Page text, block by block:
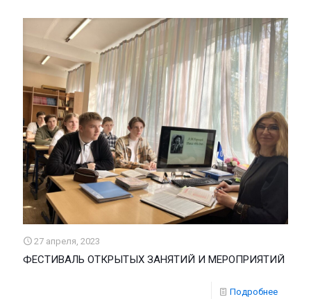
27 апреля, 2023
ФЕСТИВАЛЬ ОТКРЫТЫХ ЗАНЯТИЙ И МЕРОПРИЯТИЙ
Подробнее